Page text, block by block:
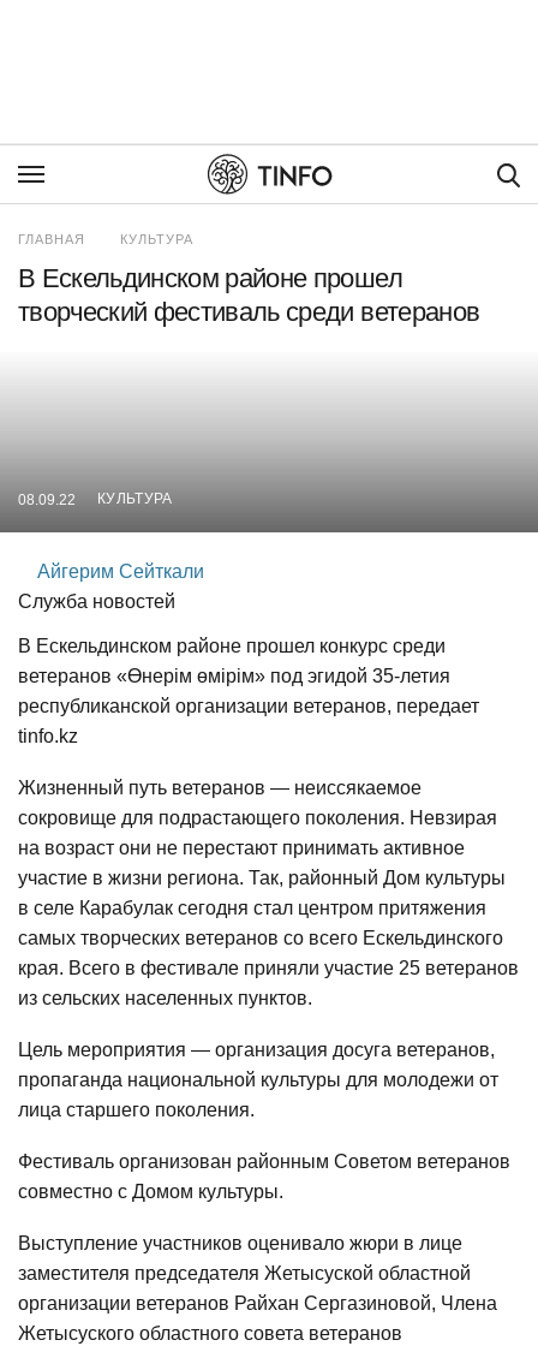
ГЛАВНАЯ КУЛЬТУРА
В Ескельдинском районе прошел
творческий фестиваль среди ветеранов
08.09.22 КУЛЬТУРА
Айгерим Сейткали
Служба новостей
В Ескельдинском районе прошел конкурс среди
ветеранов «Өнерім өмірім» под эгидой 35-летия
республиканской организации ветеранов, передает
tinfo.kz
Жизненный путь ветеранов — неиссякаемое
сокровище для подрастающего поколения. Невзирая
на возраст они не перестают принимать активное
участие в жизни региона. Так, районный Дом культуры
в селе Карабулак сегодня стал центром притяжения
самых творческих ветеранов со всего Ескельдинского
края. Всего в фестивале приняли участие 25 ветеранов
из сельских населенных пунктов.
Цель мероприятия — организация досуга ветеранов,
пропаганда национальной культуры для молодежи от
лица старшего поколения.
Фестиваль организован районным Советом ветеранов
совместно с Домом культуры.
Выступление участников оценивало жюри в лице
заместителя председателя Жетысуской областной
организации ветеранов Райхан Сергазиновой, Члена
Жетысуского областного совета ветеранов